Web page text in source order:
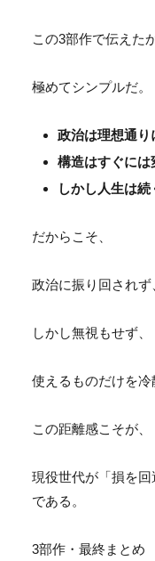
この3部作で伝えた
極めてシンプルだ。
政治は理想通り
構造はすぐには
しかし人生は続
だからこそ、
政治に振り回されず
しかし無視もせず、
使えるものだけを冷
この距離感こそが、
現役世代が「損を
である。
3部作・最終まとめ